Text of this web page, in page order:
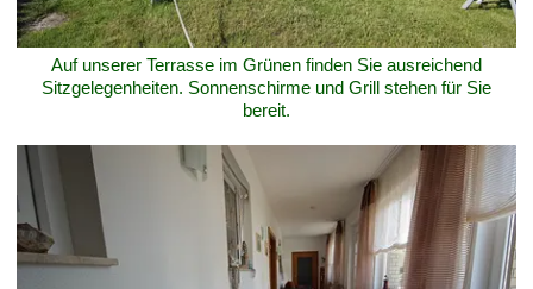
Auf unserer Terrasse im Grünen finden Sie ausreichend
Sitzgelegenheiten. Sonnenschirme und Grill stehen für Sie
bereit.